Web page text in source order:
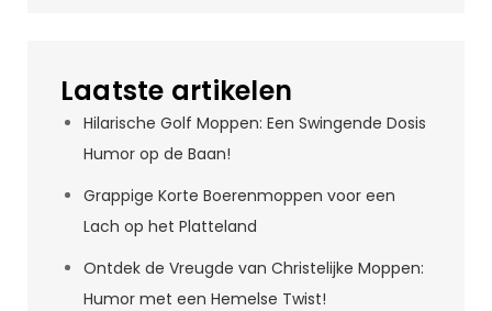
Laatste artikelen
Hilarische Golf Moppen: Een Swingende Dosis
Humor op de Baan!
Grappige Korte Boerenmoppen voor een
Lach op het Platteland
Ontdek de Vreugde van Christelijke Moppen:
Humor met een Hemelse Twist!